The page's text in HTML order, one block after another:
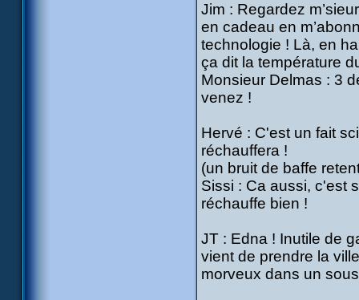
Jim : Regardez
en cadeau en
technologie ! Là, en
ça dit la température
Monsieur Delmas : 3
venez !
Hervé : C'est un fait
réchauffera !
(un bruit de baffe
Sissi : Ca aussi, c'est
réchauffe bien !
JT : Edna ! Inutile de
vient de prendre la
morveux dans un